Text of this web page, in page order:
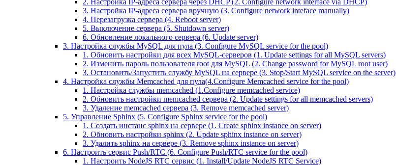
2. Настройка IP-адреса сервера через DHCP (2. Configure network interface via DHCP)
3. Настройка IP-адреса сервера вручную (3. Configure network inteface manually)
4. Перезагрузка сервера (4. Reboot server)
5. Выключение сервера (5. Shutdown server)
6. Обновление локального сервера (6. Update server)
3. Настройка службы MySQL для пула (3. Configure MySQL service for the pool)
1. Обновить настройки для всех MySQL-серверов (1. Update settings for all MySQL servers)
2. Изменить пароль пользователя root для MySQL (2. Change password for MySQL root user)
3. Остановить/Запустить службу MySQL на сервере (3. Stop/Start MySQL service on the server)
4. Настройка службы Memcached для пула(4.Configure Memcached service for the pool)
1. Настройка службы memcached (1.Configure memcached service)
2. Обновить настройки memcached сервера (2. Update settings for all memcached servers)
3. Удаление memcached сервера (3. Remove memcached server)
5. Управление Sphinx (5. Configure Sphinx service for the pool)
1. Создать инстанс sphinx на сервере (1. Create sphinx instance on server)
2. Обновить настройки sphinx (2. Update sphinx instance on server)
3. Удалить sphinx на сервере (3. Remove sphinx instance on server)
6. Настроить сервис Push/RTC (6. Configure Push/RTC service for the pool)
1. Настроить NodeJS RTC сервис (1. Install/Update NodeJS RTC Service)